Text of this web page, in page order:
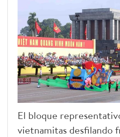
El bloque
vietnamitas desfilando